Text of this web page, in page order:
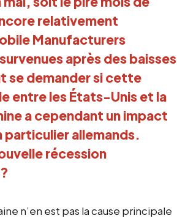
relativement
Manufacturers
après des baisses
se demander si cette
entre les États-Unis et la
a cependant un impact
allemands.
récession
n’en est pas la cause principale